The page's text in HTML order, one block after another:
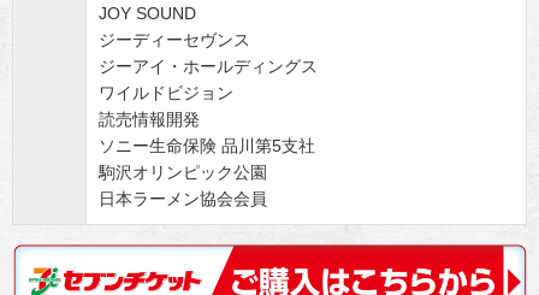
JOY SOUND
ジーディーセヴンス
ジーアイ・ホールディングス
ワイルドビジョン
読売情報開発
ソニー生命保険 品川第5支社
駒沢オリンピック公園
日本ラーメン協会会員